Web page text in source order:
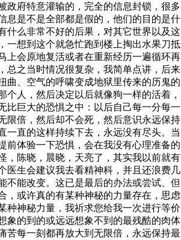
政府特意灌输的，完全的信息封锁，很多
息是不是全部都是假的，他们的目的是什
什么非常不好的后果，对其它世界以及这
一想到这个就急忙跑到楼上掏出水果刀抵
上会原地复活或者在重新经历一遍循环再
总之当时情况很复杂，我简单点讲，后来
曲、空气的呼啸变成地狱里传来的历鬼的
人，然后决定以后就像狗一样的活着，
比巨大的恐惧之中：以后自己每一分每一
限倍，然后却不会死，然后意识永远保持
一直的这样持续下去，永远没有尽头。当
前体验一下恐惧，会在我没有心理准备的
，陈晓，晨晓，天亮了，其实我以前就有
医生会建议我去看精神科，并且还浪费几
不能改变。这已是最后的办法或尝试、但
，或许真的有某种神秘的力量存在，思虑
种神秘力量，我祈求您给我一次进行等价
象的到的或远远想象不到的最残酷的肉体
苦每一刻都再放大到无限倍，永远保持最